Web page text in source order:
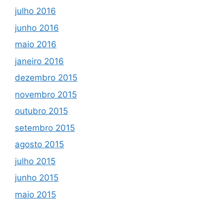
julho 2016
junho 2016
maio 2016
janeiro 2016
dezembro 2015
novembro 2015
outubro 2015
setembro 2015
agosto 2015
julho 2015
junho 2015
maio 2015